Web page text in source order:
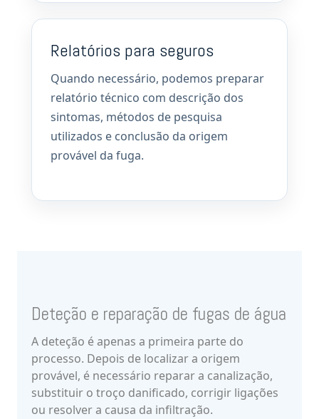
Relatórios para seguros
Quando necessário, podemos preparar
relatório técnico com descrição dos
sintomas, métodos de pesquisa
utilizados e conclusão da origem
provável da fuga.
Deteção e reparação de fugas de água
A deteção é apenas a primeira parte do
processo. Depois de localizar a origem
provável, é necessário reparar a canalização,
substituir o troço danificado, corrigir ligações
ou resolver a causa da infiltração.